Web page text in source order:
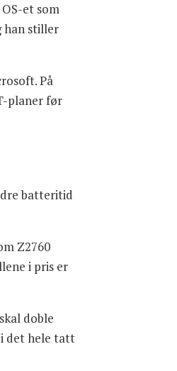
et som
han stiller
På
planer før
batteritid
Z2760
i pris er
doble
i det hele tatt